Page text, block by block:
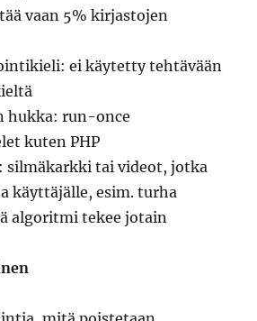
vaan 5% kirjastojen
ei käytetty tehtävään
hukka: run-once
kuten PHP
silmäkarkki tai videot, jotka
käyttäjälle, esim. turha
algoritmi tekee jotain